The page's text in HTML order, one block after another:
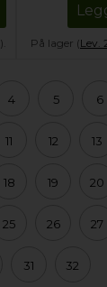
). På lager (Lev.
4 5 6
11 12 13
18 19 20
25 26 27
31 32